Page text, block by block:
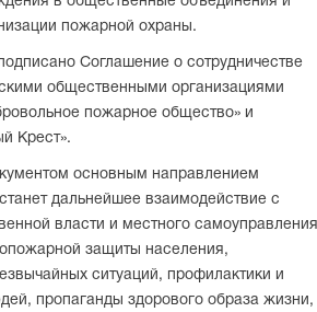
пожарной охраны.
Соглашение о сотрудничестве
общественными организациями
пожарное общество» и
Крест».
основным направлением
дальнейшее взаимодействие с
власти и местного самоуправления
защиты населения,
ситуаций, профилактики и
пропаганды здорового образа жизни,